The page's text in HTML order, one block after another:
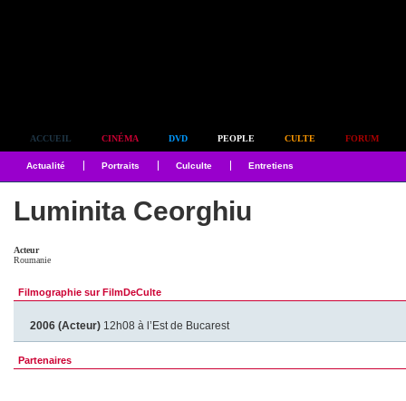
ACCUEIL CINÉMA DVD PEOPLE CULTE FORUM
Actualité Portraits Culculte Entretiens
Luminita Ceorghiu
Acteur
Roumanie
Filmographie sur FilmDeCulte
2006 (Acteur) 12h08 à l’Est de Bucarest
Partenaires